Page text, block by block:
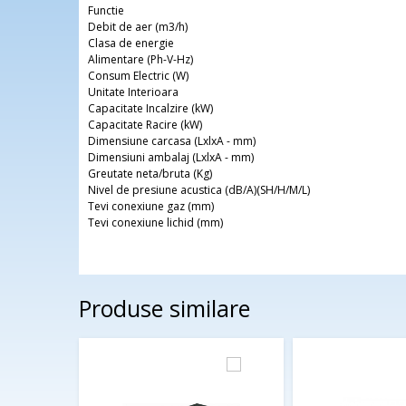
interesate sa apeleze la produsele si serviciile acestei
Functie
Debit de aer (m3/h)
Clasa de energie
Alimentare (Ph-V-Hz)
Consum Electric (W)
Unitate Interioara
Capacitate Incalzire (kW)
Capacitate Racire (kW)
Dimensiune carcasa (LxlxA - mm)
Dimensiuni ambalaj (LxlxA - mm)
Greutate neta/bruta (Kg)
Nivel de presiune acustica (dB/A)(SH/H/M/L)
Tevi conexiune gaz (mm)
Tevi conexiune lichid (mm)
Produse similare